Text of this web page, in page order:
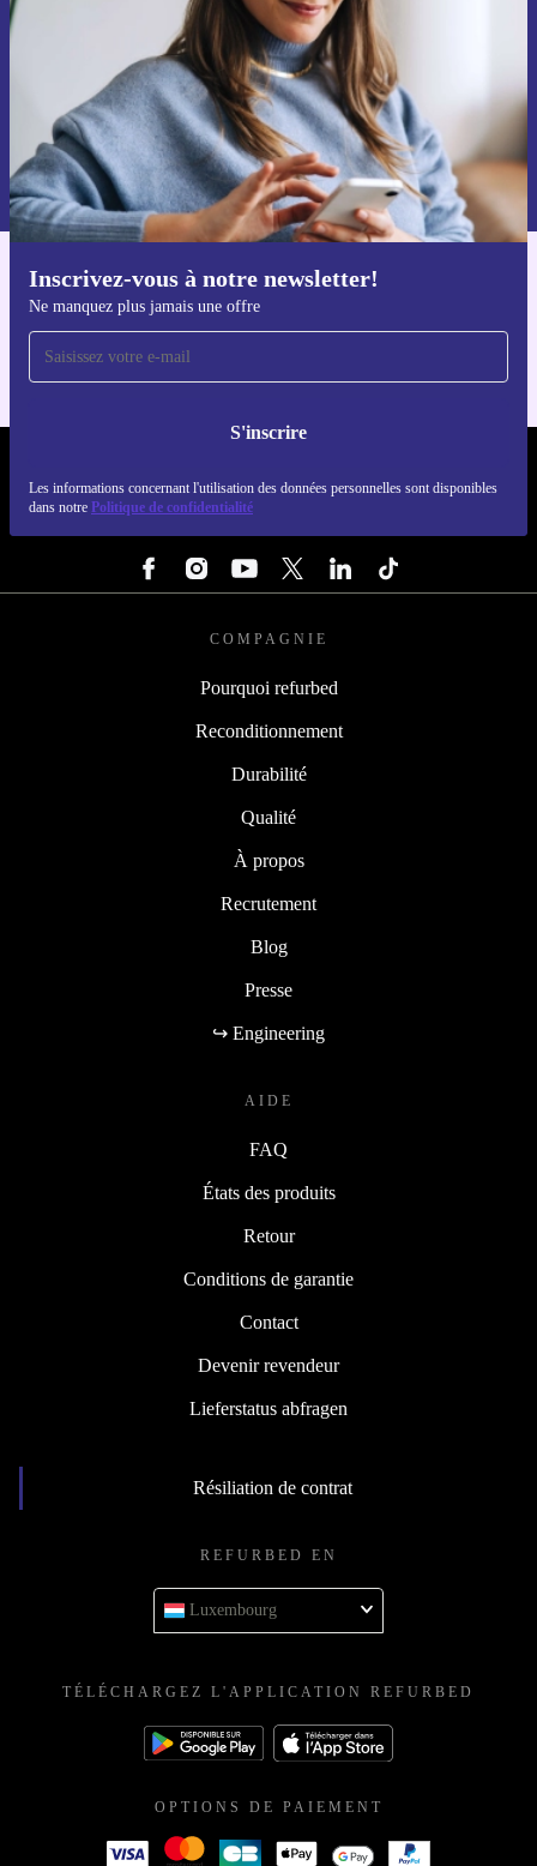
Inscrivez-vous à notre newsletter!
Ne manquez plus jamais une offre
S'inscrire
Les informations concernant l'utilisation des données personnelles sont disponibles
dans notre Politique de confidentialité
S'inscrire
Retrouvez les informations sur l'utilisation des données personnelles
dans notre
politique de confidentialité.
Téléchargez l'application refurbed
Pour iOS et Android
COMPAGNIE
Pourquoi refurbed
Reconditionnement
Durabilité
Qualité
À propos
Recrutement
Blog
Presse
↪ Engineering
AIDE
FAQ
États des produits
Retour
Conditions de garantie
Contact
Devenir revendeur
Lieferstatus abfragen
Résiliation de contrat
REFURBED EN
Luxembourg
TÉLÉCHARGEZ L'APPLICATION REFURBED
OPTIONS DE PAIEMENT